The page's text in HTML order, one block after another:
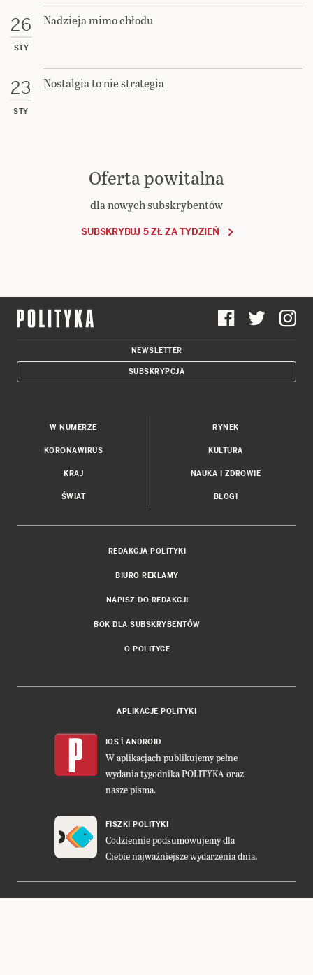
26
STY
Nadzieja mimo chłodu
23
STY
Nostalgia to nie strategia
Oferta powitalna
dla nowych subskrybentów
SUBSKRYBUJ 5 ZŁ ZA TYDZIEŃ
NEWSLETTER
SUBSKRYPCJA
W NUMERZE
KORONAWIRUS
KRAJ
ŚWIAT
RYNEK
KULTURA
NAUKA I ZDROWIE
BLOGI
REDAKCJA POLITYKI
BIURO REKLAMY
NAPISZ DO REDAKCJI
BOK DLA SUBSKRYBENTÓW
O POLITYCE
APLIKACJE POLITYKI
IOS i ANDROID
W aplikacjach publikujemy pełne
wydania tygodnika POLITYKA oraz
nasze pisma.
FISZKI POLITYKI
Codziennie podsumowujemy dla
Ciebie najważniejsze wydarzenia dnia.